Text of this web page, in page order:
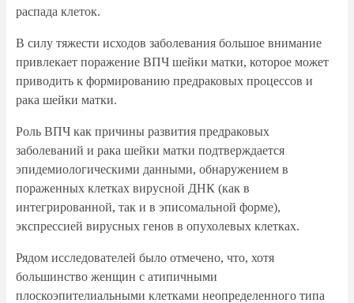
распада клеток.
В силу тяжести исходов заболевания большое внимание
привлекает поражение ВПЧ шейки матки, которое может
приводить к формированию предраковых процессов и
рака шейки матки.
Роль ВПЧ как причины развития предраковых
заболеваний и рака шейки матки подтверждается
эпидемиологическими данными, обнаружением в
пораженных клетках вирусной ДНК (как в
интегрированной, так и в эписомальной форме),
экспрессией вирусных генов в опухолевых клетках.
Рядом исследователей было отмечено, что, хотя
большинство женщин с атипичными
плоскоэпителиальными клетками неопределенного типа